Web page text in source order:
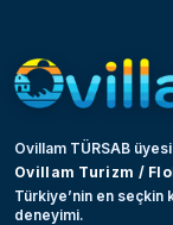
Ovillam TÜRSAB
Ovillam Turizm /
Türkiye’nin en seçkin
deneyimi.